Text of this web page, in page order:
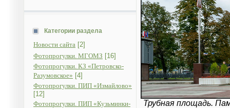
Категории раздела
Новости сайта [2]
Фотопрогулки. МГОМЗ [16]
Фотопрогулки. КЗ «Петровско-
Разумовское» [4]
Фотопрогулки. ПИП «Измайлово»
[12]
Фотопрогулки. ПИП «Кузьминки-
Трубная площадь.